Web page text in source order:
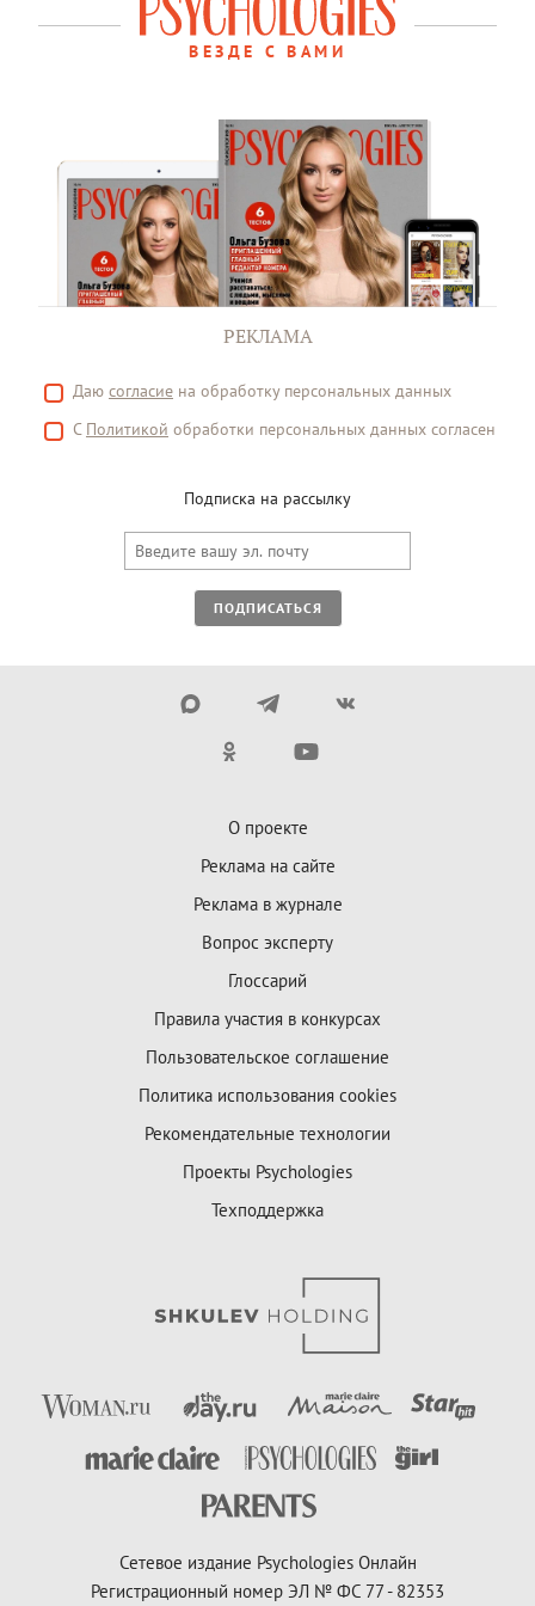
ВЕЗДЕ С ВАМИ
РЕКЛАМА
Даю согласие на обработку персональных данных
С Политикой обработки персональных данных согласен
Подписка на рассылку
ПОДПИСАТЬСЯ
О проекте
Реклама на сайте
Реклама в журнале
Вопрос эксперту
Глоссарий
Правила участия в конкурсах
Пользовательское соглашение
Политика использования cookies
Рекомендательные технологии
Проекты Psychologies
Техподдержка
Сетевое издание Psychologies Онлайн
Регистрационный номер ЭЛ № ФС 77 - 82353